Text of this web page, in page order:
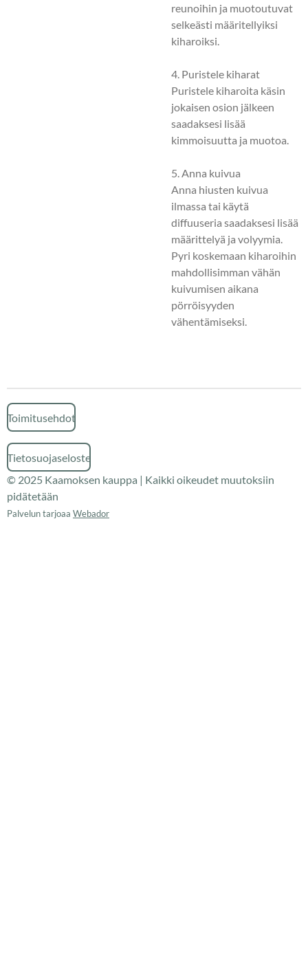
reunoihin ja muotoutuvat
selkeästi määritellyiksi
kiharoiksi.
4. Puristele kiharat
Puristele kiharoita käsin
jokaisen osion jälkeen
saadaksesi lisää
kimmoisuutta ja muotoa.
5. Anna kuivua
Anna hiusten kuivua
ilmassa tai käytä
diffuuseria saadaksesi lisää
määrittelyä ja volyymia.
Pyri koskemaan kiharoihin
mahdollisimman vähän
kuivumisen aikana
pörröisyyden
vähentämiseksi.
Toimitusehdot
Tietosuojaseloste
© 2025 Kaamoksen kauppa | Kaikki oikeudet muutoksiin
pidätetään
Palvelun tarjoaa Webador